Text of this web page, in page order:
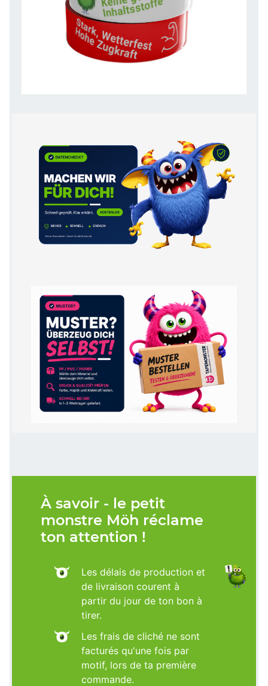
À savoir - le petit
monstre Möh réclame
ton attention !
Les délais de production et
de livraison courent à
partir du jour de ton bon à
tirer.
Les frais de cliché ne sont
facturés qu'une fois par
motif, lors de ta première
commande.